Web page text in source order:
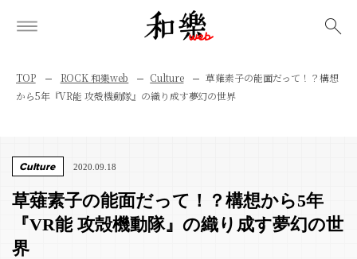
TOP ROCK 和樂web Culture
草薙素子の能面だって！？構想
から5年『VR能 攻殻機動隊』の織り成す夢幻の世界
Culture 2020.09.18
草薙素子の能面だって！？構想から5年
『VR能 攻殻機動隊』の織り成す夢幻の世
界